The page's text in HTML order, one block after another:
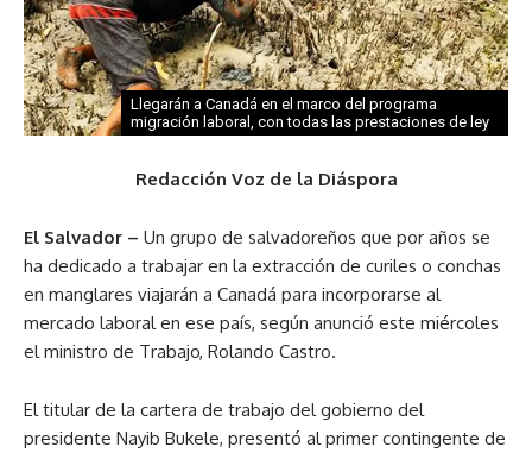
Llegarán a Canadá en el marco del programa
migración laboral, con todas las prestaciones de ley
Redacción Voz de la Diáspora
El Salvador – Un grupo de salvadoreños que por años se
ha dedicado a trabajar en la extracción de curiles o conchas
en manglares viajarán a Canadá para incorporarse al
mercado laboral en ese país, según anunció este miércoles
el ministro de Trabajo, Rolando Castro.
El titular de la cartera de trabajo del gobierno del
presidente Nayib Bukele, presentó al primer contingente de